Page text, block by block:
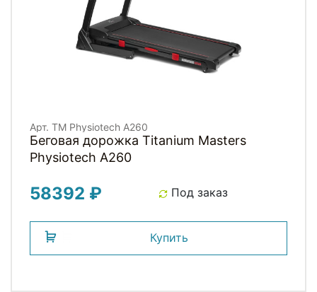
Арт. TM Physiotech A260
Беговая дорожка Titanium Masters
Physiotech A260
58392 ₽ Под заказ
Купить